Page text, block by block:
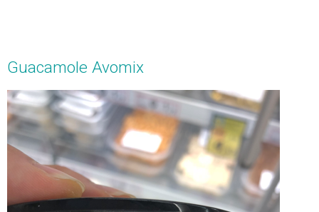
Guacamole Avomix